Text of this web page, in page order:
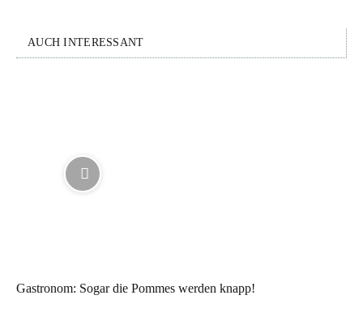
AUCH INTERESSANT
Gastronom: Sogar die Pommes werden knapp!